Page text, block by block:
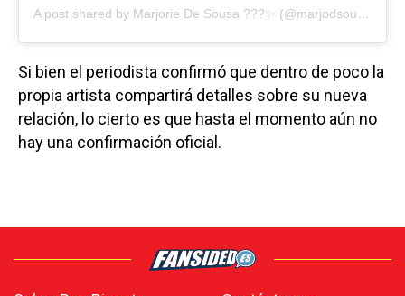
Si bien el periodista confirmó que dentro de poco la
propia artista compartirá detalles sobre su nueva
relación, lo cierto es que hasta el momento aún no
hay una confirmación oficial.